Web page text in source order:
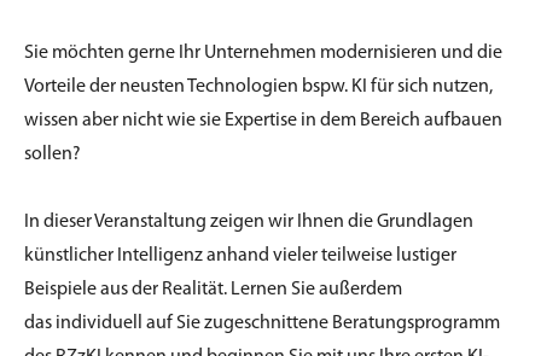
Sie möchten gerne Ihr Unternehmen modernisieren und die
Vorteile der neustenTechnologien bspw. KI für sich nutzen,
wissen aber nichtwie sie Expertise in dem Bereich aufbauen
sollen?
In dieser Veranstaltung zeigen wir Ihnen die Grundlagen
künstlicher Intelligenzanhand vieler teilweise lustiger
Beispiele aus der Realität. Lernen Sie außerdem
das individuell auf Sie zugeschnittene Beratungsprogramm